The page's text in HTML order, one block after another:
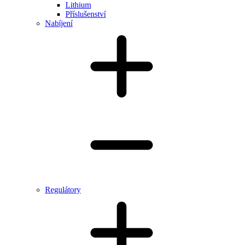
Lithium
Příslušenství
Nabíjení
Regulátory